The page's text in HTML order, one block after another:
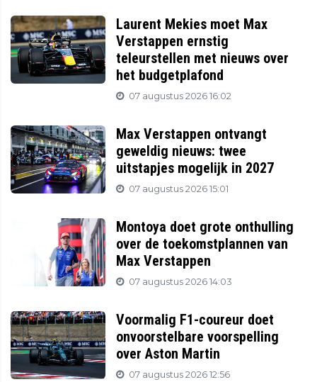
Laurent Mekies moet Max
Verstappen ernstig
teleurstellen met nieuws over
het budgetplafond
07 augustus 2026 16:02
Max Verstappen ontvangt
geweldig nieuws: twee
uitstapjes mogelijk in 2027
07 augustus 2026 15:01
Montoya doet grote onthulling
over de toekomstplannen van
Max Verstappen
07 augustus 2026 14:03
Voormalig F1-coureur doet
onvoorstelbare voorspelling
over Aston Martin
07 augustus 2026 12:56